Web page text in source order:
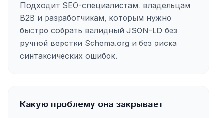
Подходит SEO-специалистам, владельцам
B2B и разработчикам, которым нужно
быстро собрать валидный JSON-LD без
ручной верстки Schema.org и без риска
синтаксических ошибок.
Какую проблему она закрывает